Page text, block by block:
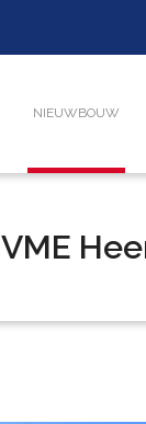
NIEUWBOUW
VME